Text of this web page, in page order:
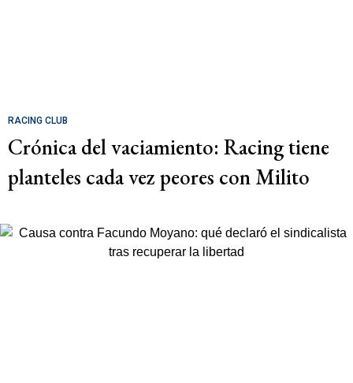
RACING CLUB
Crónica del vaciamiento: Racing tiene
planteles cada vez peores con Milito